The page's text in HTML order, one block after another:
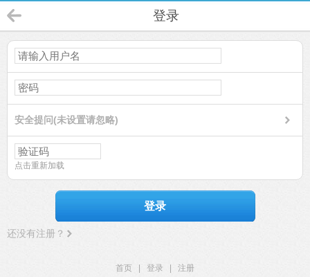
登录
安全提问(未设置请忽略)
点击重新加载
登录
还没有注册？
首页 登录
注册